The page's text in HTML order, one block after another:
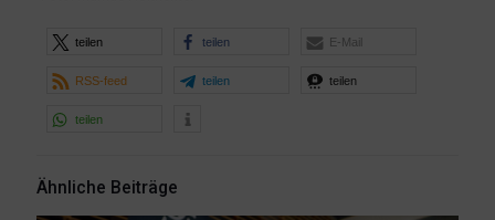
teilen teilen E-Mail
RSS-feed teilen teilen
teilen
Ähnliche Beiträge